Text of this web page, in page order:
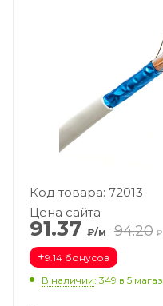
Код товара: 72013
Цена сайта
91.37 ₽/м 94.20
+9.14 бонусов
В наличии: 349 в 5